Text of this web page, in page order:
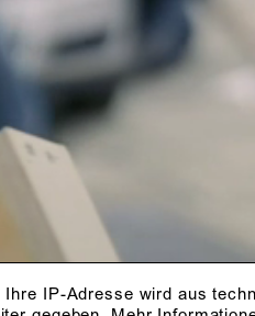
IP-Adresse wird aus